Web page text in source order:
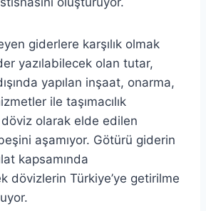
giderlere karşılık olmak
yazılabilecek olan tutar,
yapılan inşaat, onarma,
ile taşımacılık
olarak elde edilen
aşamıyor. Götürü giderin
kapsamında
dövizlerin Türkiye’ye getirilme